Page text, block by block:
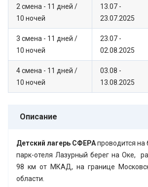
2 смена - 11 дней /
10 ночей
13.07 -
23.07.2025
3 смена - 11 дней /
10 ночей
23.07 -
02.08.2025
4 смена - 11 дней /
10 ночей
03.08 -
13.08.2025
Описание
Детский лагерь СФЕРАпроводится на
парк-отеля Лазурный берег на Оке,
98 км от МКАД, на границе
области.